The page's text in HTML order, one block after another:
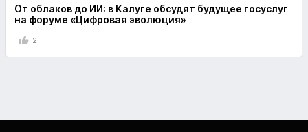
От облаков до ИИ: в Калуге обсудят будущее госуслуг
на форуме «Цифровая эволюция»
2